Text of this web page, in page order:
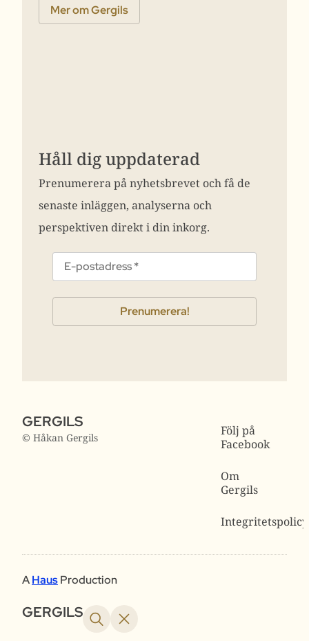
Mer om Gergils
Håll dig uppdaterad
Prenumerera på nyhetsbrevet och få de
senaste inläggen, analyserna och
perspektiven direkt i din inkorg.
GERGILS
© Håkan Gergils
Följ på
Facebook
Om
Gergils
Integritetspolicy
AHausProduction
GERGILS